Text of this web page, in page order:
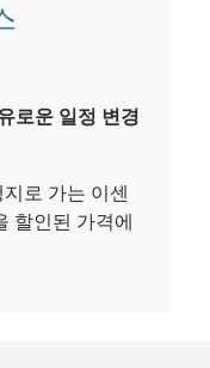
로운 일정 변경
로 가는 이센
할인된 가격에